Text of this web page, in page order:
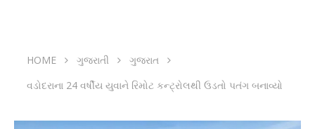
HOME ગુજરાતી
ગુજરાત
વડોદરાના 24 વર્ષીય યુવાને રિમોટ કન્ટ્રોલથી ઉડતો પતંગ બનાવ્યો